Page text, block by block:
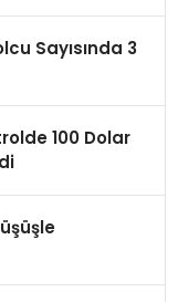
Sayısında 3
100 Dolar